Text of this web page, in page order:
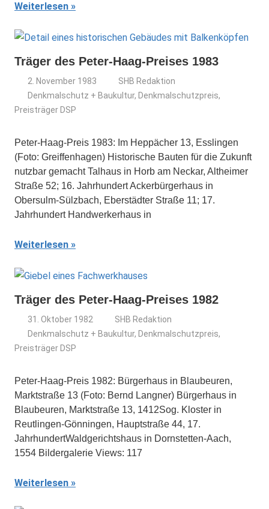
Weiterlesen
Träger des Peter-Haag-Preises 1983
2. November 1983
SHB Redaktion
Denkmalschutz + Baukultur, Denkmalschutzpreis,
Preisträger DSP
Peter-Haag-Preis 1983: Im Heppächer 13, Esslingen
(Foto: Greiffenhagen) Historische Bauten für die Zukunft
nutzbar gemacht Talhaus in Horb am Neckar, Altheimer
Straße 52; 16. Jahrhundert Ackerbürgerhaus in
Obersulm-Sülzbach, Eberstädter Straße 11; 17.
Jahrhundert Handwerkerhaus in
Weiterlesen
Träger des Peter-Haag-Preises 1982
31. Oktober 1982
SHB Redaktion
Denkmalschutz + Baukultur, Denkmalschutzpreis,
Preisträger DSP
Peter-Haag-Preis 1982: Bürgerhaus in Blaubeuren,
Marktstraße 13 (Foto: Bernd Langner) Bürgerhaus in
Blaubeuren, Marktstraße 13, 1412Sog. Kloster in
Reutlingen-Gönningen, Hauptstraße 44, 17.
JahrhundertWaldgerichtshaus in Dornstetten-Aach,
1554 Bildergalerie Views: 117
Weiterlesen